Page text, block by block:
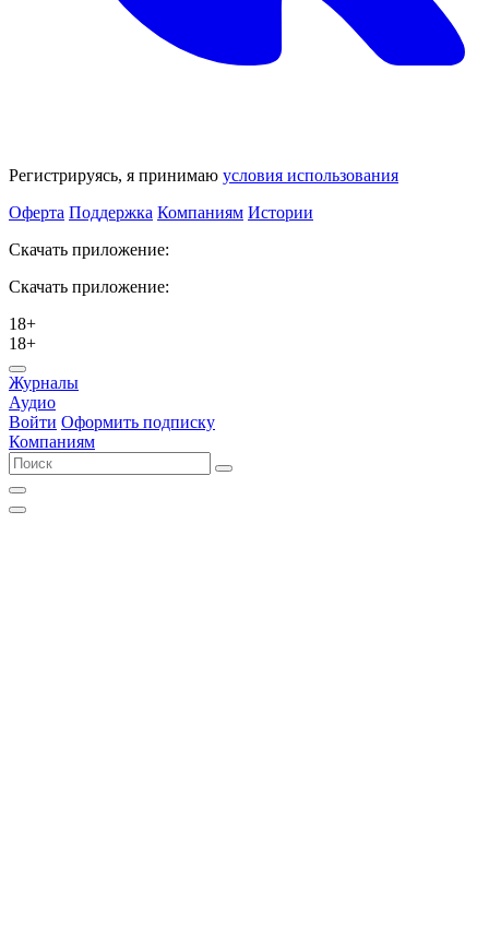
Регистрируясь, я принимаю условия использования
Оферта Поддержка Компаниям Истории
Скачать приложение:
Скачать приложение:
18+
18+
Журналы
Аудио
Войти Оформить подписку
Компаниям